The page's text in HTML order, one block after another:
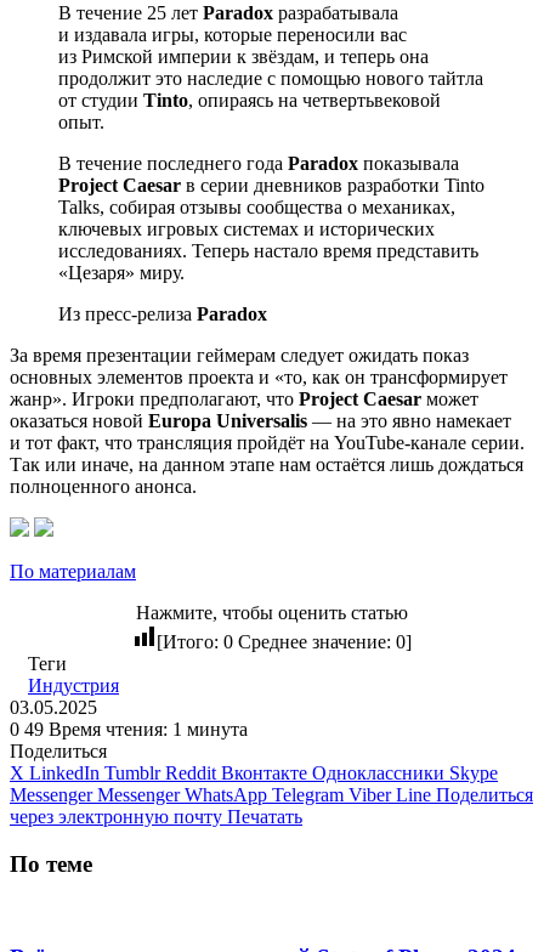
В течение 25 лет Paradox разрабатывала
и издавала игры, которые переносили вас
из Римской империи к звёздам, и теперь она
продолжит это наследие с помощью нового тайтла
от студии Tinto, опираясь на четвертьвековой
опыт.
В течение последнего года Paradox показывала
Project Caesar в серии дневников разработки Tinto
Talks, собирая отзывы сообщества о механиках,
ключевых игровых системах и исторических
исследованиях. Теперь настало время представить
«Цезаря» миру.
Из пресс-релиза Paradox
За время презентации геймерам следует ожидать показ
основных элементов проекта и «то, как он трансформирует
жанр». Игроки предполагают, что Project Caesar может
оказаться новой Europa Universalis — на это явно намекает
и тот факт, что трансляция пройдёт на YouTube-канале серии.
Так или иначе, на данном этапе нам остаётся лишь дождаться
полноценного анонса.
По материалам
Нажмите, чтобы оценить статью
[Итого: 0 Среднее значение: 0]
Теги
Индустрия
03.05.2025
0 49 Время чтения: 1 минута
Поделиться
X LinkedIn Tumblr Reddit Вконтакте Одноклассники Skype
Messenger Messenger WhatsApp Telegram Viber Line Поделиться
через электронную почту Печатать
По теме